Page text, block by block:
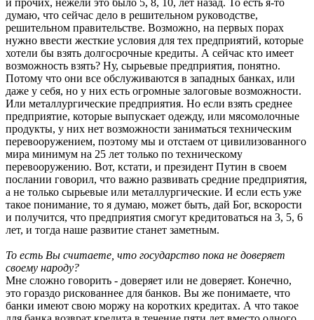
и прочих, нежели это было 5, 8, 10, лет назад. То есть я-то
думаю, что сейчас дело в решительном руководстве,
решительном правительстве. Возможно, на первых порах
нужно ввести жесткие условия для тех предприятий, которые
хотели бы взять долгосрочные кредиты. А сейчас кто имеет
возможность взять? Ну, сырьевые предприятия, понятно.
Потому что они все обслуживаются в западных банках, или
даже у себя, но у них есть огромные залоговые возможности.
Или металлургические предприятия. Но если взять среднее
предприятие, которые выпускает одежду, или мясомолочные
продукты, у них нет возможности заниматься техническим
перевооружением, поэтому мы и отстаем от цивилизованного
мира минимум на 25 лет только по техническому
перевооружению. Вот, кстати, и президент Путин в своем
послании говорил, что важно развивать средние предприятия,
а не только сырьевые или металлургические. И если есть уже
такое понимание, то я думаю, может быть, дай Бог, вскорости
и получится, что предприятия смогут кредитоваться на 3, 5, 6
лет, и тогда наше развитие станет заметным.
То есть Вы считаете, что государство пока не доверяет
своему народу?
Мне сложно говорить - доверяет или не доверяет. Конечно,
это гораздо рискованнее для банков. Вы же понимаете, что
банки имеют свою моржу на коротких кредитах. А что такое